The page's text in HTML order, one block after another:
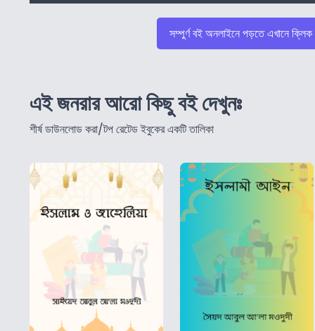
সম্পুর্ণ বই অনলাইনে পড়তে এখানে
এই জনরার আরো কিছু বই দেখুনঃ
শীর্ষ ডাউনলোড করা/টপ রেটেড ইবুকের একটি তালিকা